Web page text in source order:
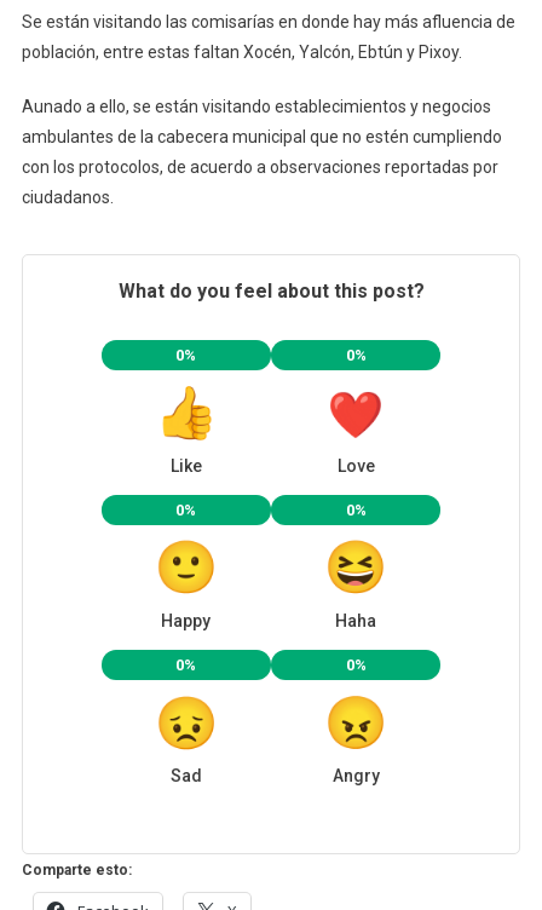
Se están visitando las comisarías en donde hay más afluencia de
población, entre estas faltan Xocén, Yalcón, Ebtún y Pixoy.
Aunado a ello, se están visitando establecimientos y negocios
ambulantes de la cabecera municipal que no estén cumpliendo
con los protocolos, de acuerdo a observaciones reportadas por
ciudadanos.
What do you feel about this post?
0%
Like
0%
Love
0%
Happy
0%
Haha
0%
Sad
0%
Angry
Comparte esto: